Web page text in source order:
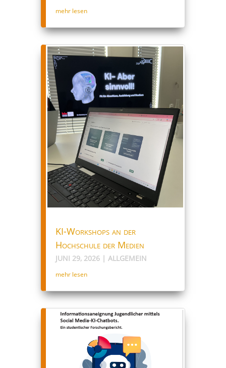
mehr lesen
KI-Workshops an der
Hochschule der Medien
JUNI 29, 2026| ALLGEMEIN
mehr lesen